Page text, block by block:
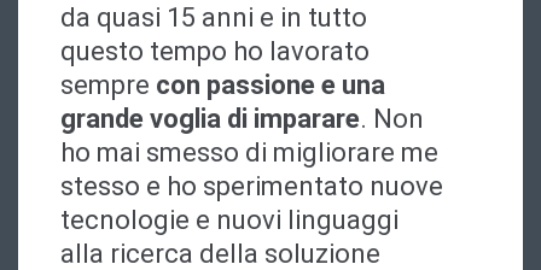
da quasi 15 anni e in tutto
questo tempo ho lavorato
sempre con passione e una
grande voglia di imparare. Non
ho mai smesso di migliorare me
stesso e ho sperimentato nuove
tecnologie e nuovi linguaggi
alla ricerca della soluzione